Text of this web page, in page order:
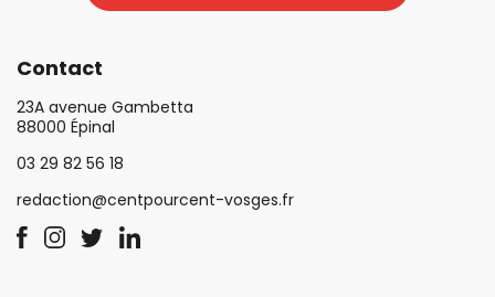
Contact
23A avenue Gambetta
88000 Épinal
03 29 82 56 18
redaction@centpourcent-vosges.fr